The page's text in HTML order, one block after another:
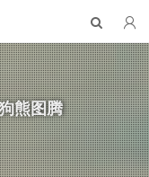
熊图腾